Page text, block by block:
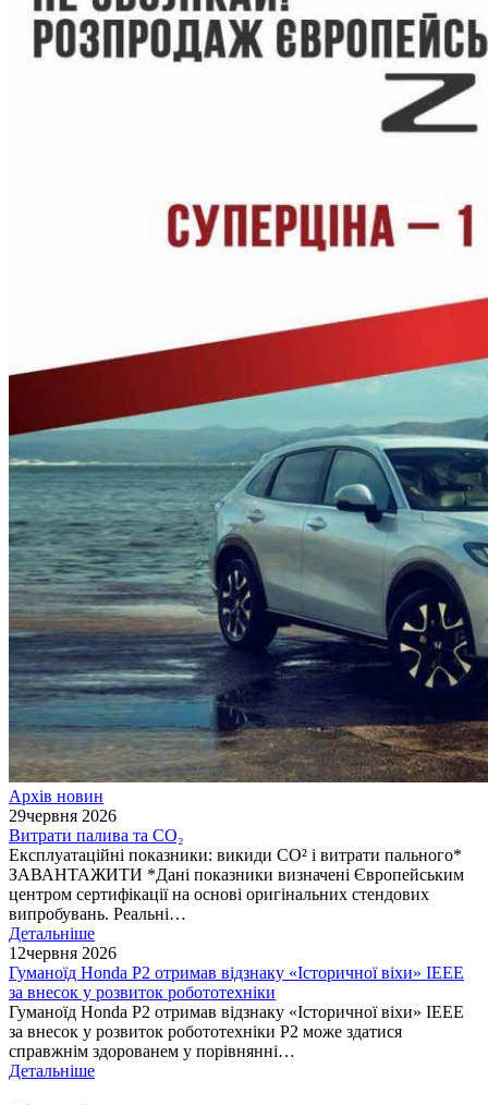
Архів новин
29червня 2026
Витрати палива та CO₂
Експлуатаційні показники: викиди СО² і витрати пального*
ЗАВАНТАЖИТИ *Дані показники визначені Європейським
центром сертифікації на основі оригінальних стендових
випробувань. Реальні…
Детальніше
12червня 2026
Гуманоїд Honda P2 отримав відзнаку «Історичної віхи» IEEE
за внесок у розвиток робототехніки
Гуманоїд Honda P2 отримав відзнаку «Історичної віхи» IEEE
за внесок у розвиток робототехніки P2 може здатися
справжнім здорованем у порівнянні…
Детальніше